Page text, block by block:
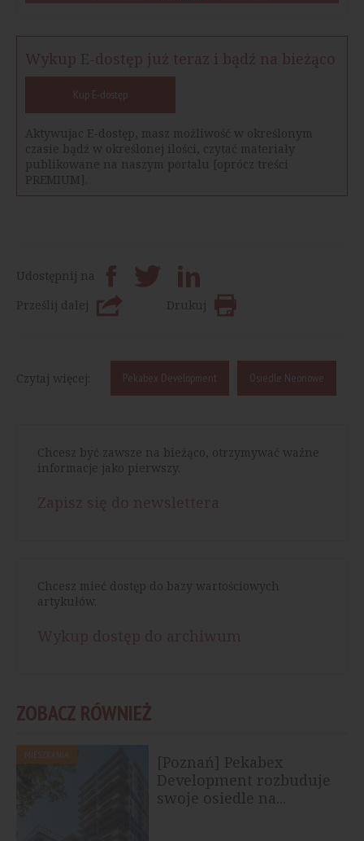
Wykup E-dostęp już teraz i bądź na bieżąco
Kup E-dostęp
Aktywujac E-dostęp, masz możliwość w określonym
czasie bądź w określonej ilości, czytać materiały
publikowane na naszym portalu [oprócz treści
PREMIUM].
Udostępnij na
Prześlij dalej
Drukuj
Czytaj więcej: Pekabex Development Osiedle Neonowe
Chcesz być zawsze na bieżąco, otrzymywać ważne
informacje jako pierwszy.
Chcesz mieć dostęp do bazy wartościowych
artykułów.
ZOBACZ RÓWNIEŻ
[Poznań] Pekabex
Development rozbuduje
swoje osiedle na...